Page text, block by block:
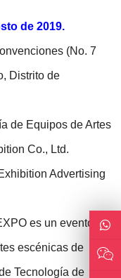
de 2019.
(No. 7
Distrito de
de Equipos de Artes
Co., Ltd.
Advertising
es un evento
escénicas de
Tecnología de